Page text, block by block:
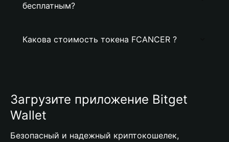
бесплатным?
Какова стоимость токена FCANCER ?
Загрузите приложение Bitget
Wallet
Безопасный и надежный криптокошелек,